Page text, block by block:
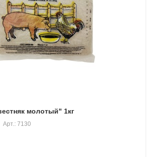
молотый" 1кг
Арт.: 7130